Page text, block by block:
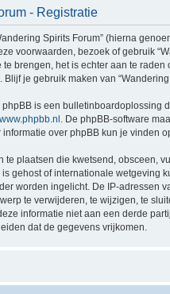
- Registratie
Spirits Forum” (hierna
voorwaarden, bezoek of gebruik
te brengen, het is echter aan te
Blijf je gebruik maken van
phpBB is een bulletinboardoplossing
www.phpbb.nl . De phpBB-software
over phpBB kun je vinden
te plaatsen die kwetsend, obsceen,
is gehost of internationale
worden ingelicht. De IP-adressen
te verwijderen, te wijzigen, te
informatie niet aan een derde
dat de gegevens vrijkomen.